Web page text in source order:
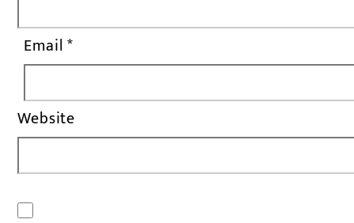
Email*
Website